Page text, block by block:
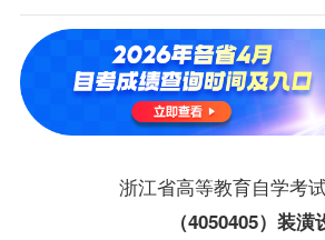
浙江省高等教育自学考
（4050405）装潢